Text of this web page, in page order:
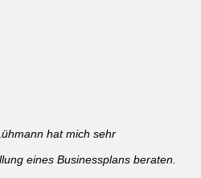
hat mich sehr
eines Businessplans beraten.